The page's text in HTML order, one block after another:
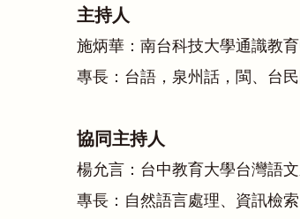
主持人
施炳華：南台科技大學通識教育
專長：台語，泉州話，閩、台
協同主持人
楊允言：台中教育大學台灣語
專長：自然語言處理、資訊檢